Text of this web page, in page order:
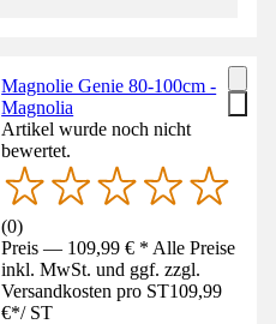
Magnolie Genie 80-100cm -
Magnolia
Artikel wurde noch nicht
bewertet.
(0)
Preis — 109,99 € * Alle Preise
inkl. MwSt. und ggf. zzgl.
Versandkosten pro ST109,99
€*/ ST